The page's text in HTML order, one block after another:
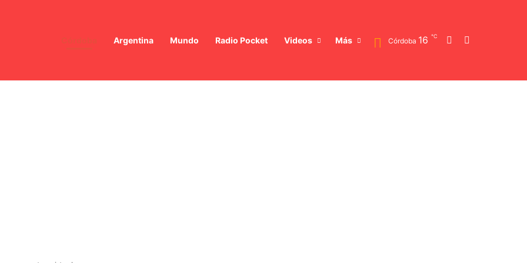
Argentina Mundo Radio Pocket Videos Más Córdoba 16 ℃ Switch skin
Celebra a San Cayetano con Misa Central y Actividades Gremiales